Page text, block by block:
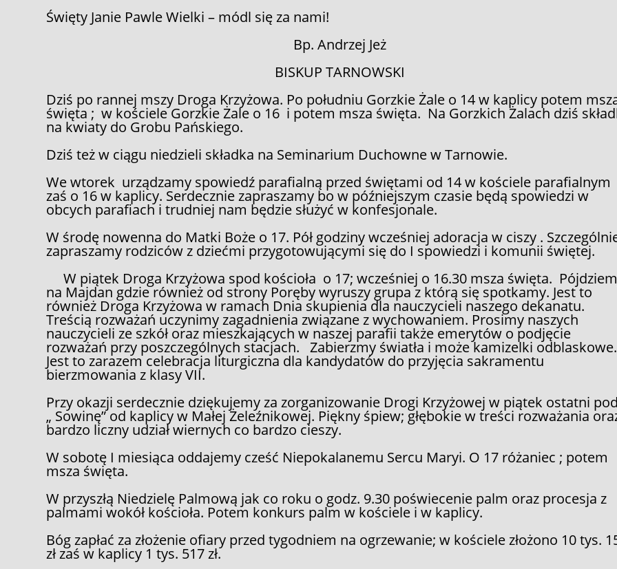
Święty Janie Pawle Wielki – módl się za nami!
Bp. Andrzej Jeż
BISKUP TARNOWSKI
Dziś po rannej mszy Droga Krzyżowa. Po południu Gorzkie Żale o 14 w kaplicy potem
święta ; w kościele Gorzkie Żale o 16 i potem msza święta. Na Gorzkich Żalach dziś
na kwiaty do Grobu Pańskiego.
Dziś też w ciągu niedzieli składka na Seminarium Duchowne w Tarnowie.
We wtorek urządzamy spowiedź parafialną przed świętami od 14 w kościele parafialnym
zaś o 16 w kaplicy. Serdecznie zapraszamy bo w późniejszym czasie będą spowiedzi w
obcych parafiach i trudniej nam będzie służyć w konfesjonale.
W środę nowenna do Matki Boże o 17. Pół godziny wcześniej adoracja w ciszy .
zapraszamy rodziców z dziećmi przygotowującymi się do I spowiedzi i komunii świętej.
W piątek Droga Krzyżowa spod kościoła o 17; wcześniej o 16.30 msza święta.
na Majdan gdzie również od strony Poręby wyruszy grupa z którą się spotkamy. Jest to
również Droga Krzyżowa w ramach Dnia skupienia dla nauczycieli naszego dekanatu.
Treścią rozważań uczynimy zagadnienia związane z wychowaniem. Prosimy naszych
nauczycieli ze szkół oraz mieszkających w naszej parafii także emerytów o podjęcie
rozważań przy poszczególnych stacjach. Zabierzmy światła i może kamizelki odblaskowe.
Jest to zarazem celebracja liturgiczna dla kandydatów do przyjęcia sakramentu
bierzmowania z klasy VII.
Przy okazji serdecznie dziękujemy za zorganizowanie Drogi Krzyżowej w piątek ostatni pod
„ Sowinę” od kaplicy w Małej Żeleźnikowej. Piękny śpiew; głębokie w treści rozważania
bardzo liczny udział wiernych co bardzo cieszy.
W sobotę I miesiąca oddajemy cześć Niepokalanemu Sercu Maryi. O 17 różaniec ; potem
msza święta.
W przyszłą Niedzielę Palmową jak co roku o godz. 9.30 poświecenie palm oraz procesja z
palmami wokół kościoła. Potem konkurs palm w kościele i w kaplicy.
Bóg zapłać za złożenie ofiary przed tygodniem na ogrzewanie; w kościele złożono 10 tys.
zł zaś w kaplicy 1 tys. 517 zł.